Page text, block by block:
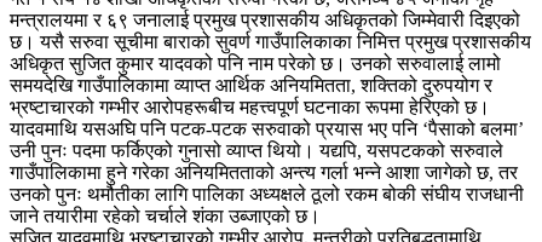
मन्त्रालयमा र ६९ जनालाई प्रमुख प्रशासकीय अधिकृतको जिम्मेवारी दिइएको
छ। यसै सरुवा सूचीमा बाराको सुवर्ण गाउँपालिकाका निमित्त प्रमुख प्रशासकीय
अधिकृत सुजित कुमार यादवको पनि नाम परेको छ। उनको सरुवालाई लामो
समयदेखि गाउँपालिकामा व्याप्त आर्थिक अनियमितता, शक्तिको दुरुपयोग र
भ्रष्टाचारको गम्भीर आरोपहरूबीच महत्त्वपूर्ण घटनाका रूपमा हेरिएको छ।
यादवमाथि यसअघि पनि पटक-पटक सरुवाको प्रयास भए पनि ‘पैसाको बलमा’
उनी पुनः पदमा फर्किएको गुनासो व्याप्त थियो। यद्यपि, यसपटकको सरुवाले
गाउँपालिकामा हुने गरेका अनियमितताको अन्त्य गर्ला भन्ने आशा जागेको छ, तर
उनको पुनः थमौतीका लागि पालिका अध्यक्षले ठूलो रकम बोकी संघीय राजधानी
जाने तयारीमा रहेको चर्चाले शंका उब्जाएको छ।
सुजित यादवमाथि भ्रष्टाचारको गम्भीर आरोप, मन्त्रीको प्रतिबद्धतामाथि